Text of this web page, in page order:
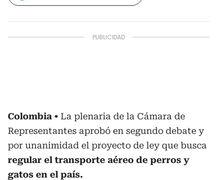
Colombia
La plenaria de la Cámara de
Representantes aprobó en segundo debate y
por unanimidad el proyecto de ley que busca
regular el transporte aéreo de perros y
gatos en el país.